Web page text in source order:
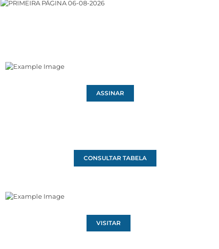
ASSINAR
CONSULTAR TABELA
VISITAR